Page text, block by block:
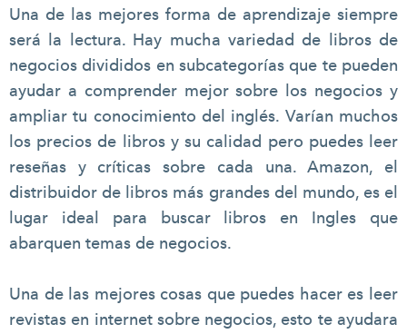
Una de las mejores forma de aprendizaje siempre
será la lectura. Hay mucha variedad de libros de
negocios divididos en subcategorías que te pueden
ayudar a comprender mejor sobre los negocios y
ampliar tu conocimiento del inglés. Varían muchos
los precios de libros y su calidad pero puedes leer
reseñas y críticas sobre cada una. Amazon, el
distribuidor de libros más grandes del mundo, es el
lugar ideal para buscar libros en Ingles que
abarquen temas de negocios.
Una de las mejores cosas que puedes hacer es leer
revistas en internet sobre negocios, esto te ayudara